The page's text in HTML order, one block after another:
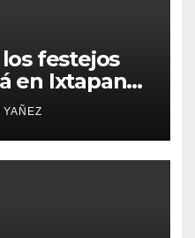
festejos
en Ixtapan